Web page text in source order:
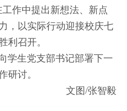
作中提出新想法、新点
，以实际行动迎接校庆七
利召开。
学生党支部书记部署下一
研讨。
文图/张智毅